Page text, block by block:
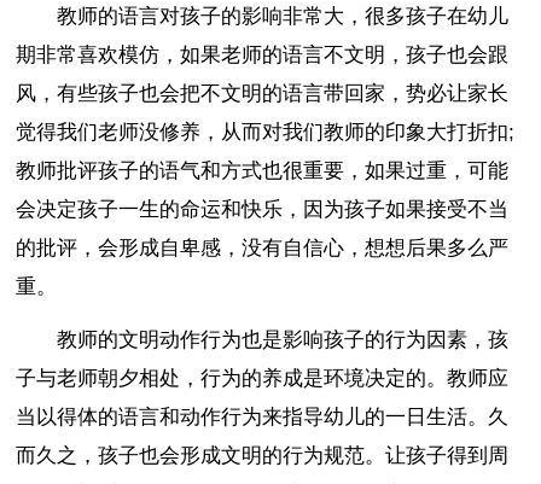
教师的语言对孩子的影响非常大，很多孩子在幼儿
期非常喜欢模仿，如果老师的语言不文明，孩子也会跟
风，有些孩子也会把不文明的语言带回家，势必让家长
觉得我们老师没修养，从而对我们教师的印象大打折扣;
教师批评孩子的语气和方式也很重要，如果过重，可能
会决定孩子一生的命运和快乐，因为孩子如果接受不当
的批评，会形成自卑感，没有自信心，想想后果多么严
重。
教师的文明动作行为也是影响孩子的行为因素，孩
子与老师朝夕相处，行为的养成是环境决定的。教师应
当以得体的语言和动作行为来指导幼儿的一日生活。久
而久之，孩子也会形成文明的行为规范。让孩子得到周